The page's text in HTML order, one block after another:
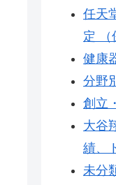
任天
定 （
健康
分野
創立
大谷
績、
未分